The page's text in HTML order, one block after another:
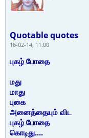
Quotable quotes
16-02-14, 11:00
புகழ் போதை
மது
மாது
புகை
அனைத்தையும் விட
புகழ் போதை
கொடிது....